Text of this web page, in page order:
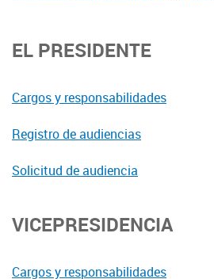
EL PRESIDENTE
Cargos y responsabilidades
Registro de audiencias
Solicitud de audiencia
VICEPRESIDENCIA
Cargos y responsabilidades